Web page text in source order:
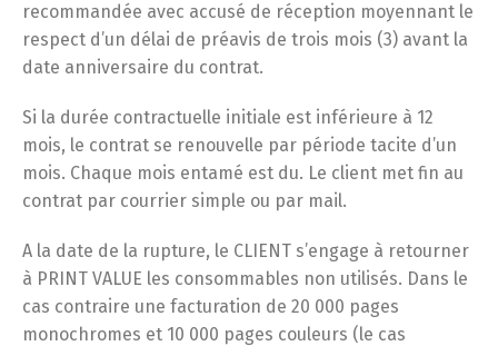
recommandée avec accusé de réception moyennant le
respect d’un délai de préavis de trois mois (3) avant la
date anniversaire du contrat.
Si la durée contractuelle initiale est inférieure à 12
mois, le contrat se renouvelle par période tacite d’un
mois. Chaque mois entamé est du. Le client met fin au
contrat par courrier simple ou par mail.
A la date de la rupture, le CLIENT s’engage à retourner
à PRINT VALUE les consommables non utilisés. Dans le
cas contraire une facturation de 20 000 pages
monochromes et 10 000 pages couleurs (le cas